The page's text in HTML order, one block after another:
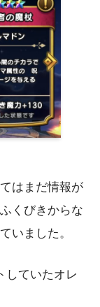
はまだ情報が
くびきからな
いました。
していたオレ